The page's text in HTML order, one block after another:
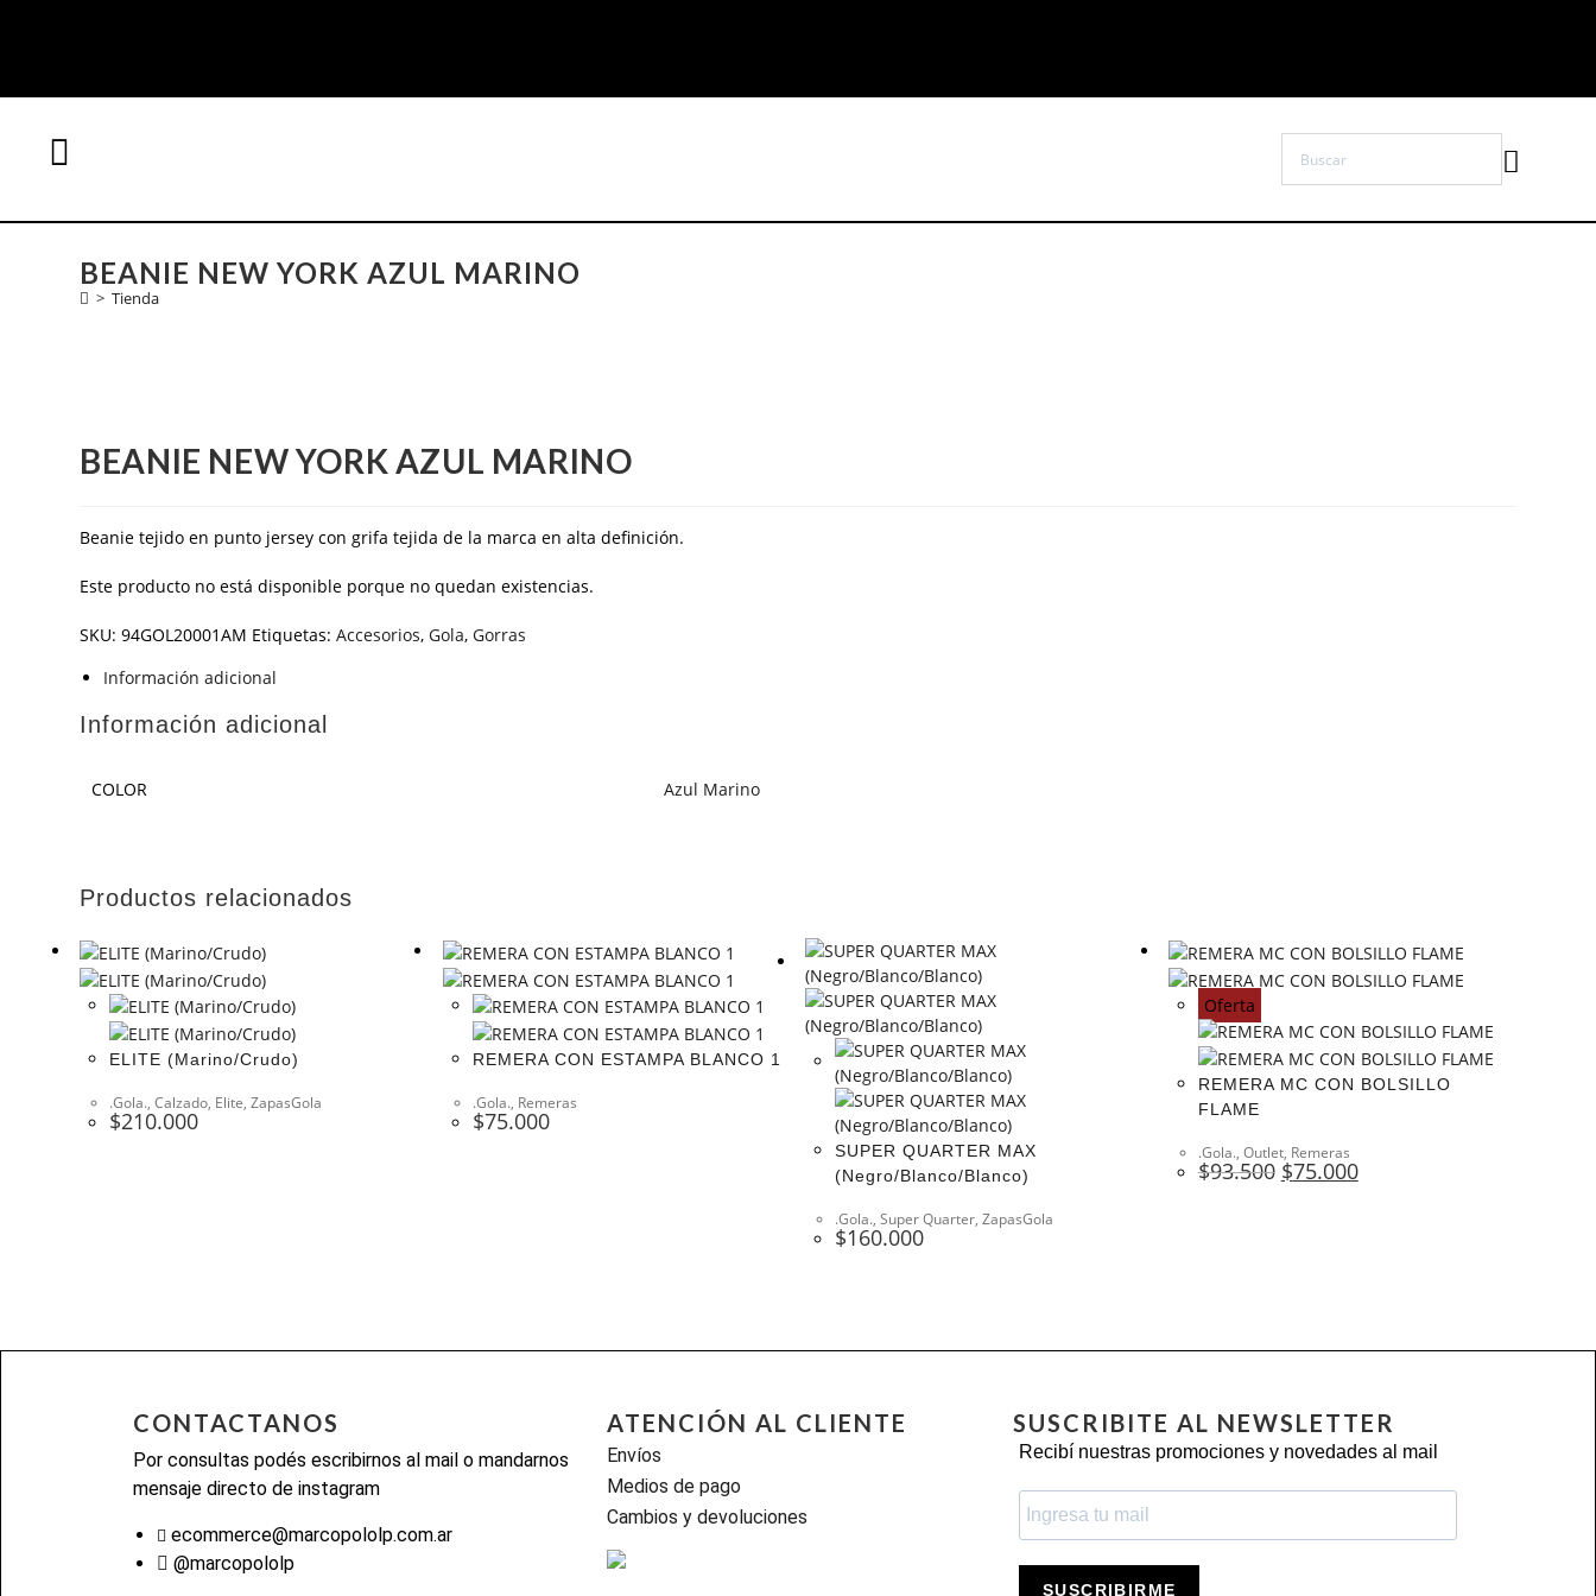
BEANIE NEW YORK AZUL MARINO
> Tienda
BEANIE NEW YORK AZUL MARINO
Beanie tejido en punto jersey con grifa tejida de la marca en alta definición.
Este producto no está disponible porque no quedan existencias.
SKU:94GOL20001AM Etiquetas:Accesorios,Gola,Gorras
Información adicional
Información adicional
COLOR Azul Marino
Productos relacionados
ELITE (Marino/Crudo)
.Gola.,Calzado, Elite,ZapasGola
$210.000
REMERA CON ESTAMPA BLANCO 1
.Gola., Remeras
$75.000
SUPER QUARTER MAX
(Negro/Blanco/Blanco)
.Gola.,Super Quarter,ZapasGola
$160.000
Oferta
REMERA MC CON BOLSILLO
FLAME
.Gola., Outlet, Remeras
$93.500 $75.000
CONTACTANOS
Por consultas podés escribirnos al mail o mandarnos
mensaje directo de instagram
ecommerce@marcopololp.com.ar
@marcopololp
ATENCIÓN AL CLIENTE
Envíos
Medios de pago
Cambios y devoluciones
SUSCRIBITE AL NEWSLETTER
Recibí nuestras promociones y novedades al mail
SUSCRIBIRME